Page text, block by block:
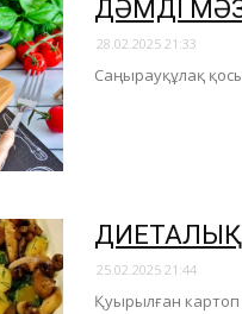
ДӘМДІ
28.02.2025 21:33
Саңырауқұлақ
ДИЕТАЛЫҚ
25.02.2025 21:44
Қуырылған картоп